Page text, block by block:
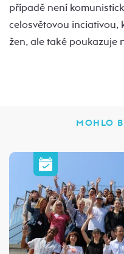
případě není
celosvětovou inciativou,
žen, ale také poukazuje
MOHLO